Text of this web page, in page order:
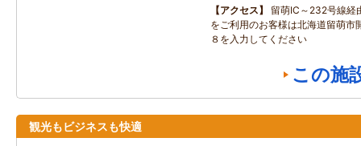
アクセス
留萌IC～232号線
をご利用のお客様は北海道留萌市
８を入力してください
この施
観光もビジネスも快適